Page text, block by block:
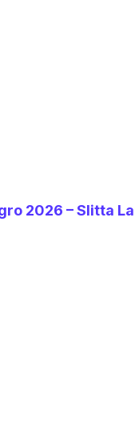
2026 – Slitta La